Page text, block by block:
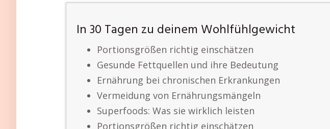
In 30 Tagen zu deinem Wohlfühlgewicht
Portionsgrößen richtig einschätzen
Gesunde Fettquellen und ihre Bedeutung
Ernährung bei chronischen Erkrankungen
Vermeidung von Ernährungsmängeln
Superfoods: Was sie wirklich leisten
Portionsgrößen richtig einschätzen